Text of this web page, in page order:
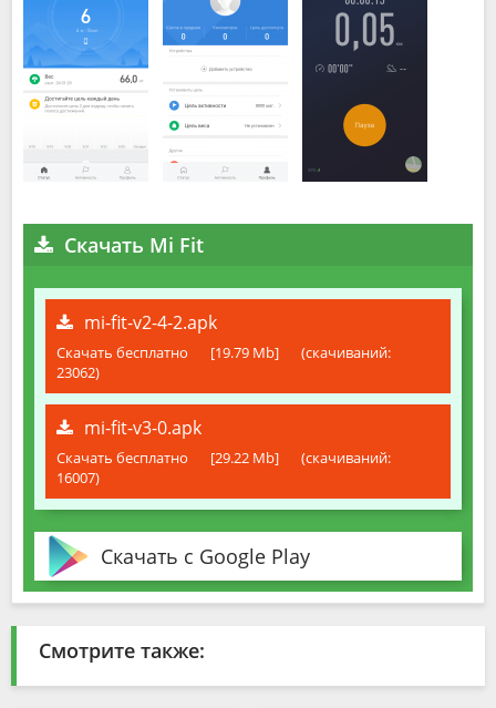
Скачать Mi Fit
mi-fit-v2-4-2.apk
Скачать бесплатно [19.79 Mb]
(cкачиваний:
23062)
mi-fit-v3-0.apk
Скачать бесплатно [29.22 Mb]
(cкачиваний:
16007)
Скачать с Google Play
Смотрите также: